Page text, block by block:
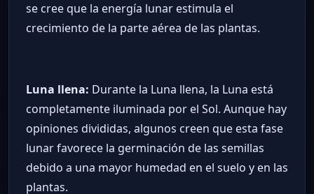
se cree que la energía lunar estimula el
crecimiento de la parte aérea de las plantas.
Luna llena: Durante la Luna llena, la Luna está
completamente iluminada por el Sol. Aunque hay
opiniones divididas, algunos creen que esta fase
lunar favorece la germinación de las semillas
debido a una mayor humedad en el suelo y en las
plantas.